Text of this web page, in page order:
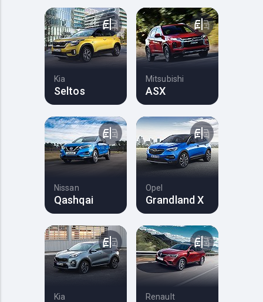
Kia
Seltos
Mitsubishi
ASX
Nissan
Qashqai
Opel
Grandland X
Kia Renault